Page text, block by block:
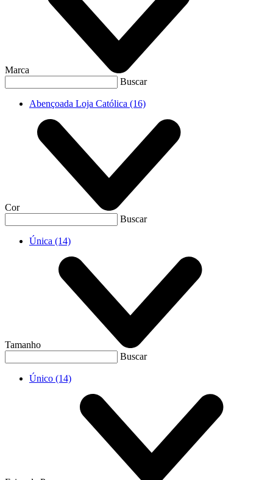
Marca
Buscar
Abençoada Loja Católica (16)
Cor
Buscar
Única (14)
Tamanho
Buscar
Único (14)